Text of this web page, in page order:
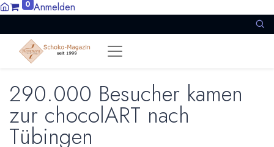
0 Anmelden
290.000 Besucher kamen
zur chocolART nach
Tübingen